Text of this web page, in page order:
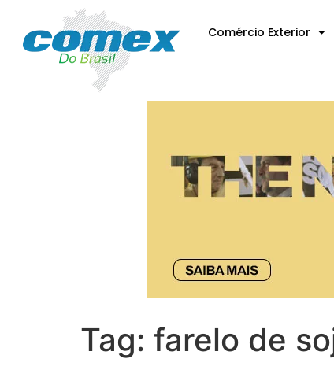
Comércio Exterior
Tag: farelo de